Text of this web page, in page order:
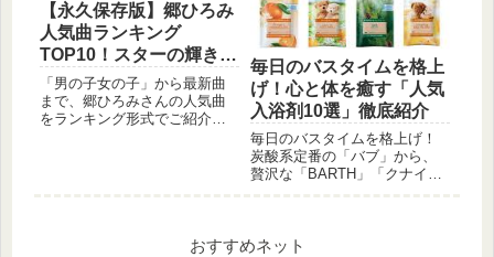
【永久保存版】郷ひろみ
人気曲ランキング
TOP10！スターの輝きを
再び
「男の子女の子」から最新曲
まで、郷ひろみさんの人気曲
をランキング形式でご紹介。
毎日のバスタイムを格上
げ！心と体を癒す「人気
入浴剤10選」徹底紹介
毎日のバスタイムを格上げ！
炭酸系定番の「バブ」から、
贅沢な「BARTH」「クナイ
ます
おすすめネット